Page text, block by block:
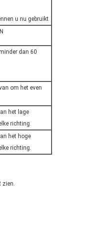
u nu gebruikt
dan 60
om het even
het lage
richting.
het hoge
richting.
zien.